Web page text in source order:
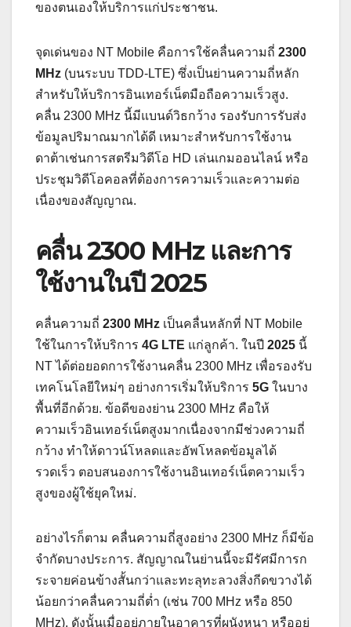
ของตนเองให้บริการแก่ประชาชน.
จุดเด่นของ NT Mobile คือการใช้คลื่นความถี่ 2300
MHz (บนระบบ TDD-LTE) ซึ่งเป็นย่านความถี่หลัก
สำหรับให้บริการอินเทอร์เน็ตมือถือความเร็วสูง.
คลื่น 2300 MHz นี้มีแบนด์วิธกว้าง รองรับการรับส่ง
ข้อมูลปริมาณมากได้ดี เหมาะสำหรับการใช้งาน
ดาต้าเช่นการสตรีมวิดีโอ HD เล่นเกมออนไลน์ หรือ
ประชุมวิดีโอคอลที่ต้องการความเร็วและความต่อ
เนื่องของสัญญาณ.
คลื่น 2300 MHz และการ
ใช้งานในปี 2025
คลื่นความถี่ 2300 MHz เป็นคลื่นหลักที่ NT Mobile
ใช้ในการให้บริการ 4G LTE แก่ลูกค้า. ในปี 2025 นี้
NT ได้ต่อยอดการใช้งานคลื่น 2300 MHz เพื่อรองรับ
เทคโนโลยีใหม่ๆ อย่างการเริ่มให้บริการ 5G ในบาง
พื้นที่อีกด้วย. ข้อดีของย่าน 2300 MHz คือให้
ความเร็วอินเทอร์เน็ตสูงมากเนื่องจากมีช่วงความถี่
กว้าง ทำให้ดาวน์โหลดและอัพโหลดข้อมูลได้
รวดเร็ว ตอบสนองการใช้งานอินเทอร์เน็ตความเร็ว
สูงของผู้ใช้ยุคใหม่.
อย่างไรก็ตาม คลื่นความถี่สูงอย่าง 2300 MHz ก็มีข้อ
จำกัดบางประการ. สัญญาณในย่านนี้จะมีรัศมีการก
ระจายค่อนข้างสั้นกว่าและทะลุทะลวงสิ่งกีดขวางได้
น้อยกว่าคลื่นความถี่ต่ำ (เช่น 700 MHz หรือ 850
MHz). ดังนั้นเมื่ออยู่ภายในอาคารที่ผนังหนา หรืออยู่